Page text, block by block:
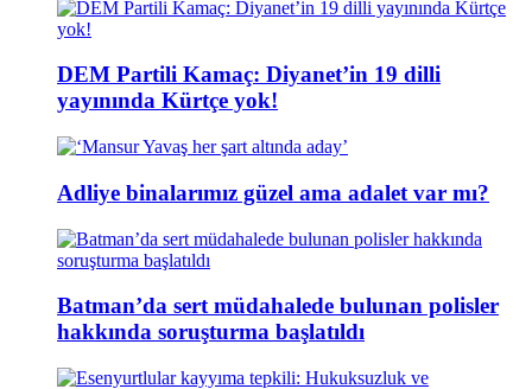
DEM Partili Kamaç: Diyanet’in 19 dilli
yayınında Kürtçe yok!
Adliye binalarımız güzel ama adalet var mı?
Batman’da sert müdahalede bulunan polisler
hakkında soruşturma başlatıldı